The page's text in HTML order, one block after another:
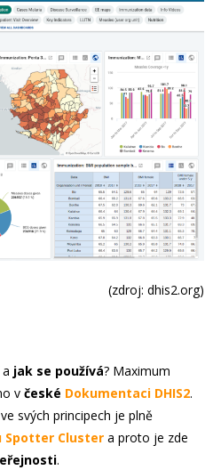
(zdroj: dhis2.org)
jak se používá? Maximum
v české Dokumentaci DHIS2.
svých principech je plně
Spotter Cluster a proto je zde
.